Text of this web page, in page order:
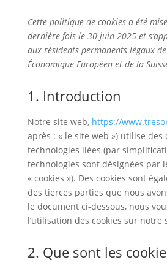
Cette politique de cookies a été
dernière fois le 30 juin 2025 et
aux résidents permanents légaux de
Économique Européen et de la
1. Introduction
Notre site web, https://
après : « le site web ») utilise des
technologies liées (par
technologies sont désignées par
« cookies »). Des cookies sont
des tierces parties que nous
le document ci-dessous, nous
l’utilisation des cookies sur notre
2. Que sont les